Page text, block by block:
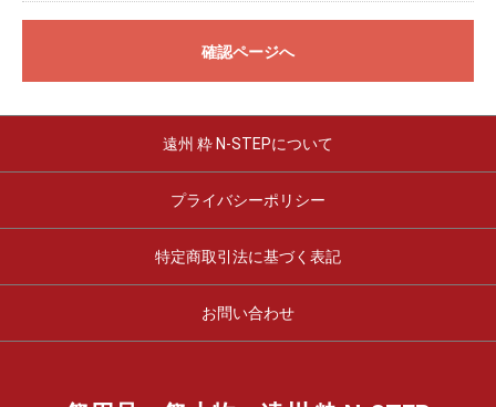
確認ページへ
遠州 粋 N-STEPについて
プライバシーポリシー
特定商取引法に基づく表記
お問い合わせ